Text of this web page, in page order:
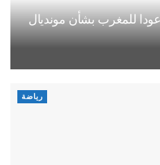
وعودا للمغرب بشأن مونديال
رياضة